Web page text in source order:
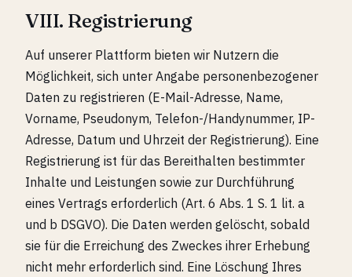
VIII. Registrierung
Auf unserer Plattform bieten wir Nutzern die
Möglichkeit, sich unter Angabe personenbezogener
Daten zu registrieren (E-Mail-Adresse, Name,
Vorname, Pseudonym, Telefon-/Handynummer, IP-
Adresse, Datum und Uhrzeit der Registrierung). Eine
Registrierung ist für das Bereithalten bestimmter
Inhalte und Leistungen sowie zur Durchführung
eines Vertrags erforderlich (Art. 6 Abs. 1 S. 1 lit. a
und b DSGVO). Die Daten werden gelöscht, sobald
sie für die Erreichung des Zweckes ihrer Erhebung
nicht mehr erforderlich sind. Eine Löschung Ihres